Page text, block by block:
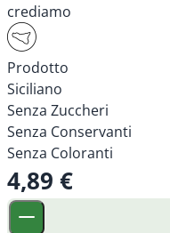
crediamo
Prodotto
Siciliano
Senza Zuccheri
Senza Conservanti
Senza Coloranti
4,89 €